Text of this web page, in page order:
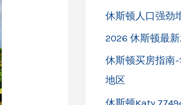
休斯顿人口强劲
2026 休斯顿最
休斯顿买房指南
地区
休斯顿Katy